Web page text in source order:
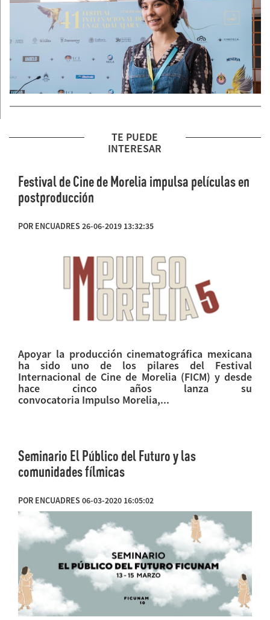
TE PUEDE
INTERESAR
Festival de Cine de Morelia impulsa películas en
postproducción
POR ENCUADRES 26-06-2019 13:32:35
Apoyar la producción cinematográfica mexicana
ha sido uno de los pilares del Festival
Internacional de Cine de Morelia (FICM) y desde
hace cinco años lanza su
convocatoria Impulso Morelia,...
Seminario El Público del Futuro y las
comunidades fílmicas
POR ENCUADRES 06-03-2020 16:05:02